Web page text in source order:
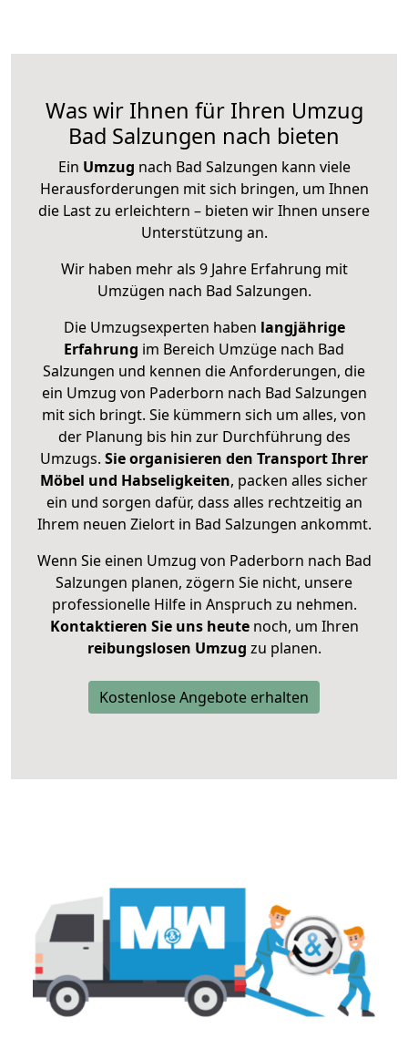
Was wir Ihnen für Ihren Umzug
Bad Salzungen nach bieten
Ein Umzug nach Bad Salzungen kann viele
Herausforderungen mit sich bringen, um Ihnen
die Last zu erleichtern – bieten wir Ihnen unsere
Unterstützung an.
Wir haben mehr als 9 Jahre Erfahrung mit
Umzügen nach Bad Salzungen.
Die Umzugsexperten haben langjährige
Erfahrung im Bereich Umzüge nach Bad
Salzungen und kennen die Anforderungen, die
ein Umzug von Paderborn nach Bad Salzungen
mit sich bringt. Sie kümmern sich um alles, von
der Planung bis hin zur Durchführung des
Umzugs. Sie organisieren den Transport Ihrer
Möbel und Habseligkeiten, packen alles sicher
ein und sorgen dafür, dass alles rechtzeitig an
Ihrem neuen Zielort in Bad Salzungen ankommt.
Wenn Sie einen Umzug von Paderborn nach Bad
Salzungen planen, zögern Sie nicht, unsere
professionelle Hilfe in Anspruch zu nehmen.
Kontaktieren Sie uns heutenoch, um Ihren
reibungslosen Umzug zu planen.
Kostenlose Angebote erhalten